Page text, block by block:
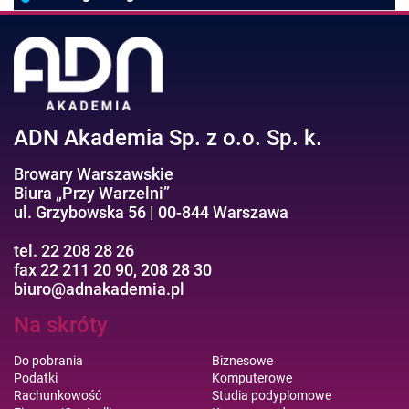
Efektywność osobista//Wellbeing
ADN Akademia Sp. z o.o. Sp. k.
Browary Warszawskie
Biura „Przy Warzelni”
ul. Grzybowska 56 | 00-844 Warszawa
tel. 22 208 28 26
fax 22 211 20 90, 208 28 30
biuro@adnakademia.pl
Na skróty
Do pobrania
Podatki
Rachunkowość
Biznesowe
Komputerowe
Studia podyplomowe